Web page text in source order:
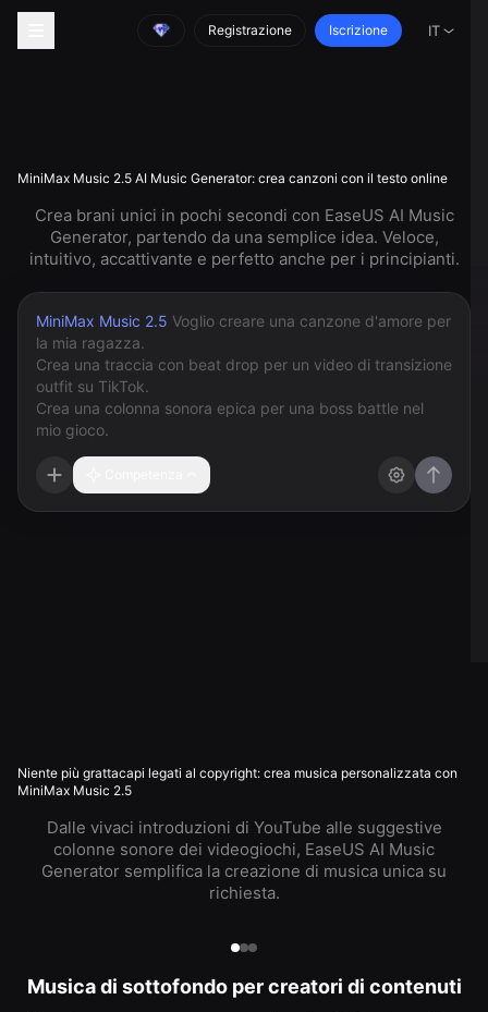
Registrazione Iscrizione IT
MiniMax Music 2.5 AI Music Generator: crea canzoni con il testo online
Crea brani unici in pochi secondi con EaseUS AI Music
Generator, partendo da una semplice idea. Veloce,
intuitivo, accattivante e perfetto anche per i principianti.
MiniMax Music 2.5
Niente più grattacapi legati al copyright: crea musica personalizzata con
MiniMax Music 2.5
Dalle vivaci introduzioni di YouTube alle suggestive
colonne sonore dei videogiochi, EaseUS AI Music
Generator semplifica la creazione di musica unica su
richiesta.
Musica di sottofondo per creatori di contenuti